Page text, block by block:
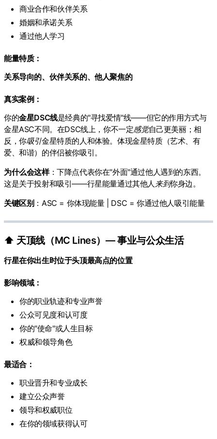
商业合作和伙伴关系
婚姻和承诺关系
通过他人学习
能量特质：
关系导向的、伙伴关系的、他人聚焦的
真实案例：
你的金星DSC线是经典的"寻找爱情"线——但它的作用方式与
金星ASC不同。在DSC线上，你不一定感觉自己更美丽；相
反，你吸引金星特质的人和体验。体现金星特质（艺术、有
爱、和谐）的伴侣被你吸引。
为什么会这样：下降点代表你在"外面"通过他人遇到的东西。
这是关于投射和吸引——行星能量通过其他人 来到你身边。
关键区别：ASC = 你体现能量 | DSC = 你通过他人吸引能量
⬆️ 天顶线（MC Lines）— 事业与公众生活
行星在你出生时位于头顶最高点的位置
影响领域：
你的职业轨迹和专业声誉
公众可见度和认可度
你的"使命"或人生目标
权威和领导角色
最适合：
职业晋升和专业成长
建立公众声誉
领导和权威职位
在你的领域获得认可